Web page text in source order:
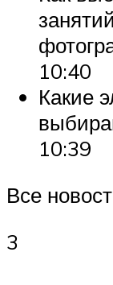
10:40
Какие
10:39
Все
3